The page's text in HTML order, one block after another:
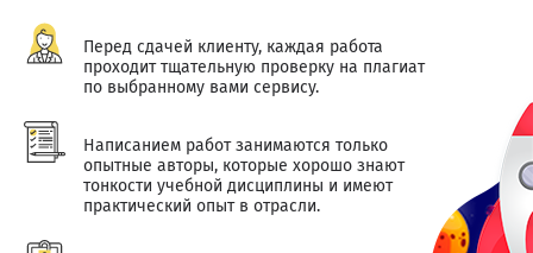
Перед сдачей клиенту, каждая работа
проходит тщательную проверку на плагиат
по выбранному вами сервису.
Написанием работ занимаются только
опытные авторы, которые хорошо знают
тонкости учебной дисциплины и имеют
практический опыт в отрасли.